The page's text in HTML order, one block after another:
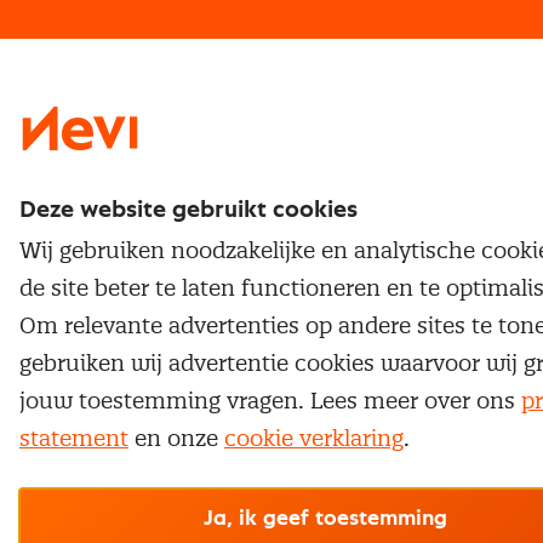
Traineeship
Nevi 2
Deze website gebruikt cookies
Wij gebruiken noodzakelijke en analytische
de site beter te laten functioneren en te
Om relevante advertenties op andere sites te
gebruiken wij advertentie cookies waarvoor wij
jouw toestemming vragen. Lees meer over ons
statement en onze cookie verklaring.
Ja, ik geef toestemming